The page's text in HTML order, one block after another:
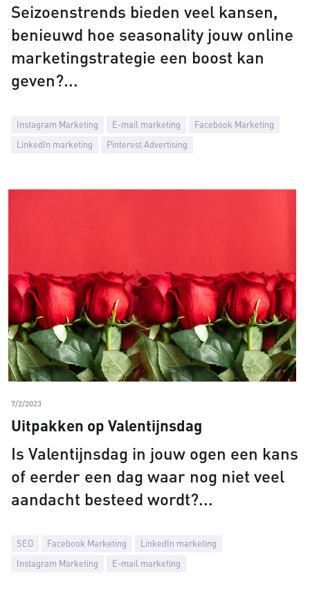
Instagram Marketing E-mail marketing
Facebook Marketing
LinkedIn marketing
Pinterest Advertising
Seizoenstrends bieden veel kansen,
benieuwd hoe seasonality jouw online
marketingstrategie een boost kan
geven?
SEO Facebook Marketing
LinkedIn marketing
Instagram Marketing
E-mail marketing
7/2/2023
Uitpakken op Valentijnsdag
Is Valentijnsdag in jouw ogen een kans
of eerder een dag waar nog niet veel
aandacht besteed wordt?